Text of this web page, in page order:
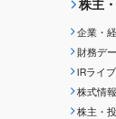
株主
企業・
財務デ
IRライ
株式情報
株主・